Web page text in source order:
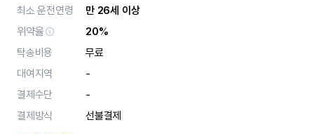
최소 운전연령
만 26세 이상
위약율
20%
탁송비용
무료
대여지역
-
결제수단
-
결제방식
선불결제